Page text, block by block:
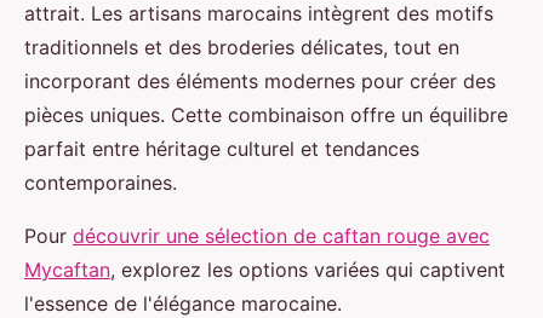
attrait. Les artisans marocains intègrent des motifs
traditionnels et des broderies délicates, tout en
incorporant des éléments modernes pour créer des
pièces uniques. Cette combinaison offre un équilibre
parfait entre héritage culturel et tendances
contemporaines.
Pour découvrir une sélection de caftan rouge avec
Mycaftan, explorez les options variées qui captivent
l'essence de l'élégance marocaine.